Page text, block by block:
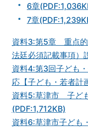
6章
7章
資料3:第5章 重点
法廷必須記載事項）
資料4:第3回子ども
応【子ども・若者計
資料5:草津市 子ど
(PDF:1,712KB)
資料6:草津市子ども